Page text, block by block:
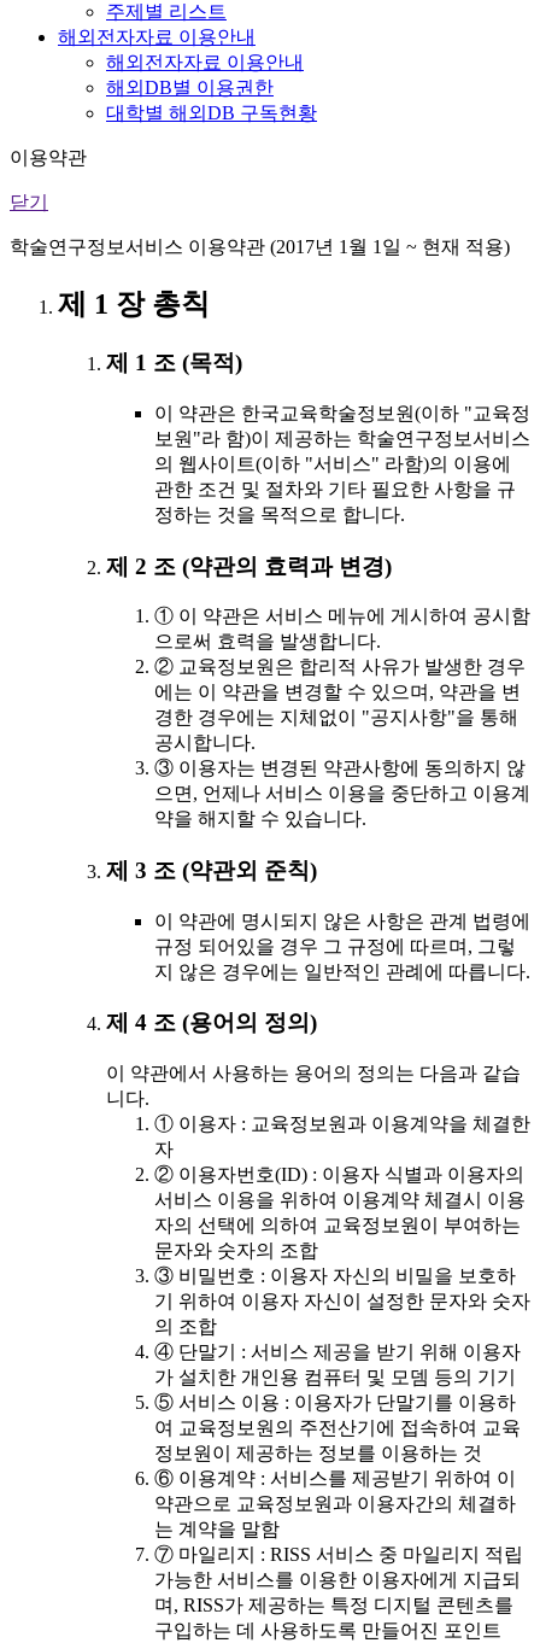
주제별 리스트
해외전자자료 이용안내
해외전자자료 이용안내
해외DB별 이용권한
대학별 해외DB 구독현황
이용약관
닫기
학술연구정보서비스 이용약관 (2017년 1월 1일 ~ 현재 적용)
제 1 장 총칙
제 1 조 (목적)
이 약관은 한국교육학술정보원(이하 "교육정
보원"라 함)이 제공하는 학술연구정보서비스
의 웹사이트(이하 "서비스" 라함)의 이용에
관한 조건 및 절차와 기타 필요한 사항을 규
정하는 것을 목적으로 합니다.
제 2 조 (약관의 효력과 변경)
① 이 약관은 서비스 메뉴에 게시하여 공시함
으로써 효력을 발생합니다.
② 교육정보원은 합리적 사유가 발생한 경우
에는 이 약관을 변경할 수 있으며, 약관을 변
경한 경우에는 지체없이 "공지사항"을 통해
공시합니다.
③ 이용자는 변경된 약관사항에 동의하지 않
으면, 언제나 서비스 이용을 중단하고 이용계
약을 해지할 수 있습니다.
제 3 조 (약관외 준칙)
이 약관에 명시되지 않은 사항은 관계 법령에
규정 되어있을 경우 그 규정에 따르며, 그렇
지 않은 경우에는 일반적인 관례에 따릅니다.
제 4 조 (용어의 정의)
이 약관에서 사용하는 용어의 정의는 다음과 같습
니다.
① 이용자 : 교육정보원과 이용계약을 체결한
자
② 이용자번호(ID) : 이용자 식별과 이용자의
서비스 이용을 위하여 이용계약 체결시 이용
자의 선택에 의하여 교육정보원이 부여하는
문자와 숫자의 조합
③ 비밀번호 : 이용자 자신의 비밀을 보호하
기 위하여 이용자 자신이 설정한 문자와 숫자
의 조합
④ 단말기 : 서비스 제공을 받기 위해 이용자
가 설치한 개인용 컴퓨터 및 모뎀 등의 기기
⑤ 서비스 이용 : 이용자가 단말기를 이용하
여 교육정보원의 주전산기에 접속하여 교육
정보원이 제공하는 정보를 이용하는 것
⑥ 이용계약 : 서비스를 제공받기 위하여 이
약관으로 교육정보원과 이용자간의 체결하
는 계약을 말함
⑦ 마일리지 : RISS 서비스 중 마일리지 적립
가능한 서비스를 이용한 이용자에게 지급되
며, RISS가 제공하는 특정 디지털 콘텐츠를
구입하는 데 사용하도록 만들어진 포인트